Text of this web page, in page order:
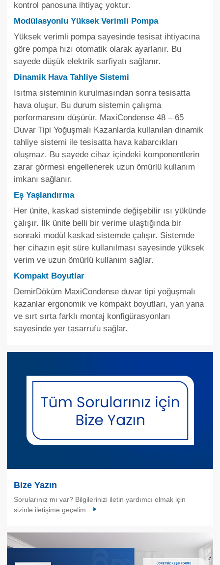
kontrol panosuna ihtiyaç yoktur.
Modülasyonlu Yüksek Verimli Pompa
Yüksek verimli pompa sayesinde tesisat ihtiyacına
göre pompa hızı otomatik olarak ayarlanır. Bu
sayede düşük elektrik sarfiyatı sağlanır.
Dinamik Hava Tahliye Sistemi
Isıtma sisteminin kurulmasından sonra tesisatta
hava oluşur. Bu durum sistemin çalışma
performansını düşürür. MaxiCondense 48 – 65
Duvar Tipi Yoğuşmalı Kazanlarda kullanılan dinamik
tahliye sistemi ile tesisatta hava kabarcıkları
oluşmaz. Bu sayede cihaz içindeki komponentlerin
zarar görmesi engellenerek uzun ömürlü kullanım
imkanı sağlanır.
Eş Yaşlandırma
Her ünite, kaskad sisteminde değişebilir ısı yükünde
çalışır. İlk ünite belli bir verime ulaştığında bir
sonraki modül kaskad sistemde çalışır. Sistemde
her cihazın eşit süre kullanılması sayesinde yüksek
verim ve uzun ömürlü kullanım sağlar.
Kompakt Boyutlar
DemirDöküm MaxiCondense duvar tipi yoğuşmalı
kazanlar ergonomik ve kompakt boyutları, yan yana
ve sırt sırta farklı montaj konfigürasyonları
sayesinde yer tasarrufu sağlar.
Bize Yazın
Sorularınız mı var? Bilgilerinizi iletin yardımcı olmak için
sizinle iletişime geçelim.